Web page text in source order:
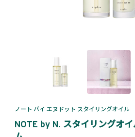
ノート バイ エヌドット スタイリングオイル
NOTE by N. スタイリングオ